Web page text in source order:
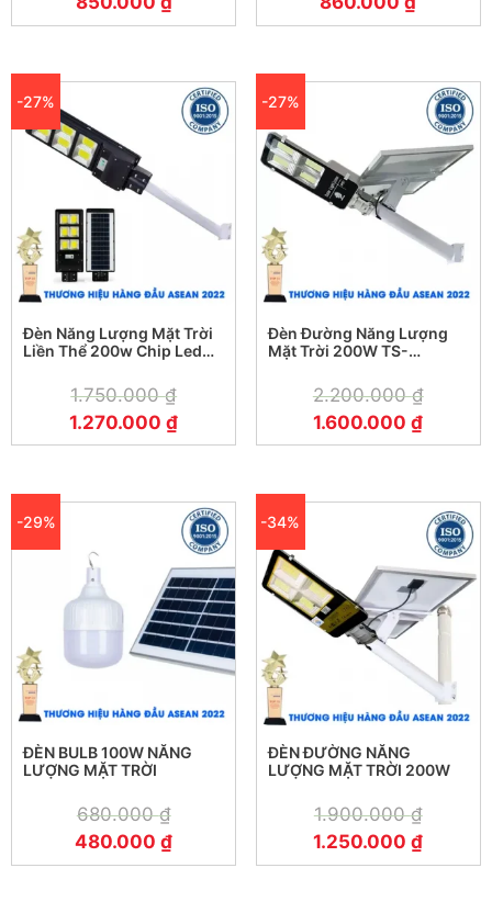
50.000 giờ
Chất liệu: Nhôm đúc nguyên khối + kính cường
Tiêu chuẩn chống nước: IP67
Cảm biến ánh sáng (tối tự sáng – sáng tự tắt)
Điều khiển Remote từ xa : tắt/ mở – hẹn giờ –
tăng giảm độ sáng
Thời gian sạc: khoảng 5 giờ
Thời gian chiếu sáng lên đến 16 tiếng
Bảo hành chính hãng 2 năm
-27%
Đèn Năng Lượng Mặt Trời
Liền Thể 200w Chip Led
1.750.000₫
1.270.000₫
-27%
Đèn Đường Năng Lượng
Mặt Trời 200W TS-
2.200.000₫
1.600.000₫
-29%
ĐÈN BULB 100W NĂNG
LƯỢNG MẶT TRỜI
680.000₫
480.000₫
-34%
ĐÈN ĐƯỜNG NĂNG
LƯỢNG MẶT TRỜI 200W
1.900.000₫
1.250.000₫